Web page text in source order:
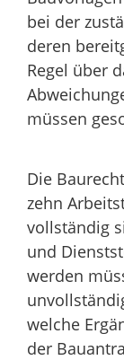
bei der
deren
Regel über
müssen
Die
zehn
vollständig
und
werden
welche
der